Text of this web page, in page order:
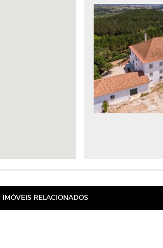
IMÓVEIS RELACIONADOS